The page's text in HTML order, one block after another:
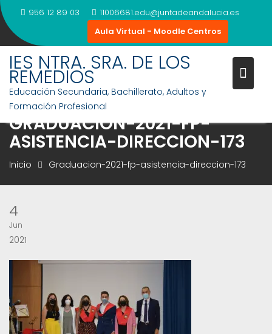
Saltar
al
contenido
956 12 89 03
11006681.edu@juntadeandalucia.es
Aula Virtual - Moodle Centros
IES NTRA. SRA. DE LOS
REMEDIOS
Educación Secundaria, Bachillerato, Adultos y
Formación Profesional
GRADUACION-2021-FP-
ASISTENCIA-DIRECCION-173
Inicio Graduacion-2021-fp-asistencia-direccion-173
4
Jun
2021